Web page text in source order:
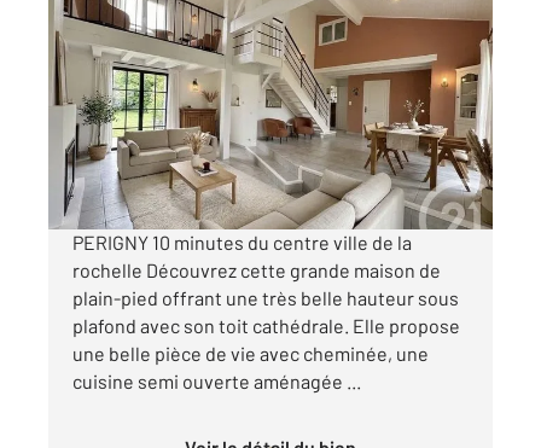
LA ROCHELLE 17
145 m2, 5 pièces
Ref : 18457
Maison à vendre
459 000 €
Visiter le site dédié
PERIGNY 10 minutes du centre ville de la
rochelle Découvrez cette grande maison de
plain-pied offrant une très belle hauteur sous
plafond avec son toit cathédrale. Elle propose
une belle pièce de vie avec cheminée, une
cuisine semi ouverte aménagée ...